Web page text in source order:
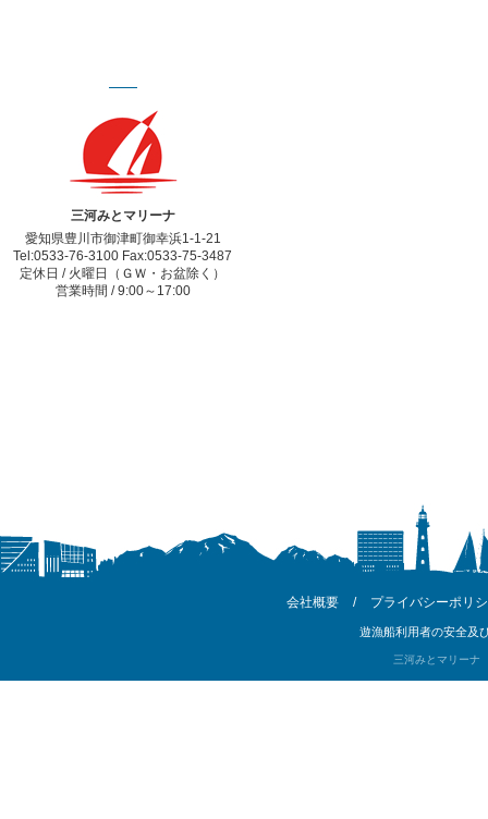
三河みとマリーナ
愛知県豊川市御津町御幸浜1-1-21
Tel:0533-76-3100 Fax:0533-75-3487
定休日 / 火曜日（ＧＷ・お盆除く）
営業時間 / 9:00～17:00
会社概要 / プライバシーポリ
遊漁船利用者の安全及
三河みとマリー